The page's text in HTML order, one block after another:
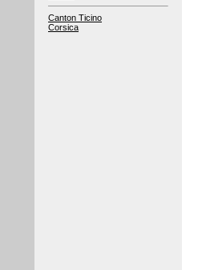
Canton Ticino
Corsica